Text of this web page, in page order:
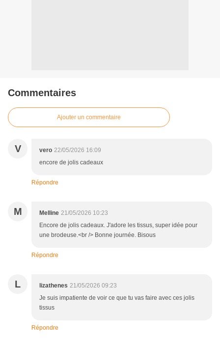
Commentaires
Ajouter un commentaire
V vero 22/05/2026 16:09
encore de jolis cadeaux
Répondre
M Melline 21/05/2026 10:23
Encore de jolis cadeaux. J'adore les tissus, super idée pour
une brodeuse.<br /> Bonne journée. Bisous
Répondre
L lizathenes 21/05/2026 09:23
Je suis impatiente de voir ce que tu vas faire avec ces jolis
tissus
Répondre